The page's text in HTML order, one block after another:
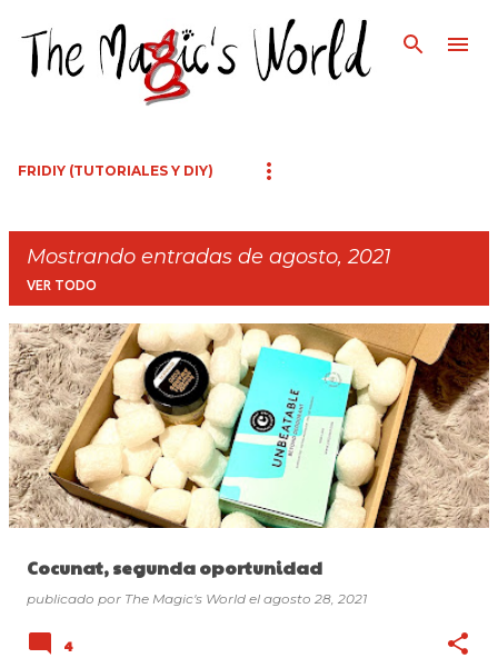
Ir al contenido principal
FRIDIY (TUTORIALES Y DIY)
Mostrando entradas de agosto, 2021
VER TODO
E
n
t
r
a
d
Cocunat, segunda oportunidad
publicado por The Magic's World el agosto 28, 2021
4